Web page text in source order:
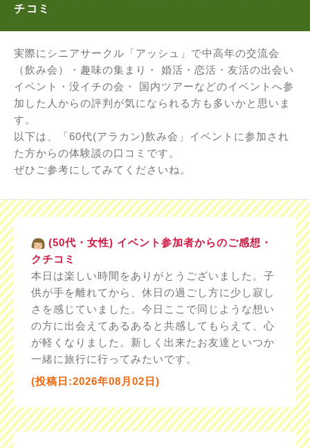
チコミ
実際にシニアサークル「アッシュ」で中高年の交流会
（飲み会）・趣味の集まり・ 婚活・恋活・友活の出会い
イベント・没イチの会・ 国内ツアーなどのイベントへ参
加した人からの評判が気になられる方も多いかと思いま
す。
以下は、「60代(アラカン)飲み会」イベントに参加され
た方からの体験談の口コミです。
ぜひご参考にしてみてくださいね。
(50代・女性) イベント参加者からのご感想・
クチコミ
本日は楽しい時間をありがとうございました。子
供が手を離れてから、休日の過ごし方に少し寂し
さを感じていました。今日ここで同じような想い
の方に出会えてあるあると共感してもらえて、心
が軽くなりました。新しく出来たお友達といつか
一緒に旅行に行ってみたいです。
(投稿日:2026年08月02日)